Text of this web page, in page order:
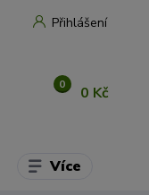
Přihlášení
0 0 Kč
Více